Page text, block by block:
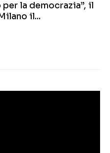
per la democrazia”, il
il...